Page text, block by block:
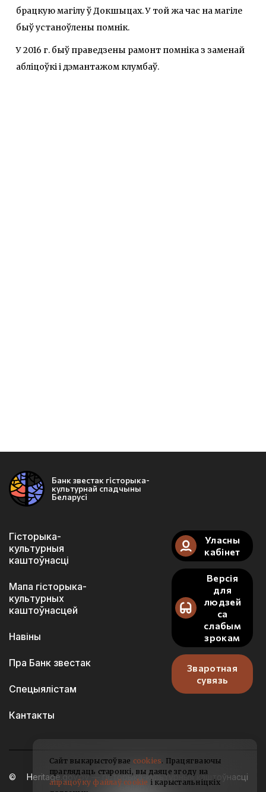
брацкую магілу ў Докшыцах. У той жа час на магіле
быў устаноўлены помнік.
У 2016 г. быў праведзены рамонт помніка з заменай
абліцоўкі і дэмантажом клумбаў.
Банк звестак гісторыка-
культурнай спадчыны
Беларусі
Гісторыка-
культурныя
каштоўнасці
Мапа гісторыка-
культурных
каштоўнасцей
Навіны
Пра Банк звестак
Спецыялістам
Кантакты
Уласны
кабінет
Версія
для
людзей
са
слабым
зрокам
Зваротная
сувязь
Heritage.gov.by — гісторыка-культурныя каштоўнасці
Беларусі
Сайт выкарыстоўвае cookies. Працягваючы
праглядаць старонкі, вы даяце згоду на
апрацоўку файлаў cookie і карыстальніцкіх